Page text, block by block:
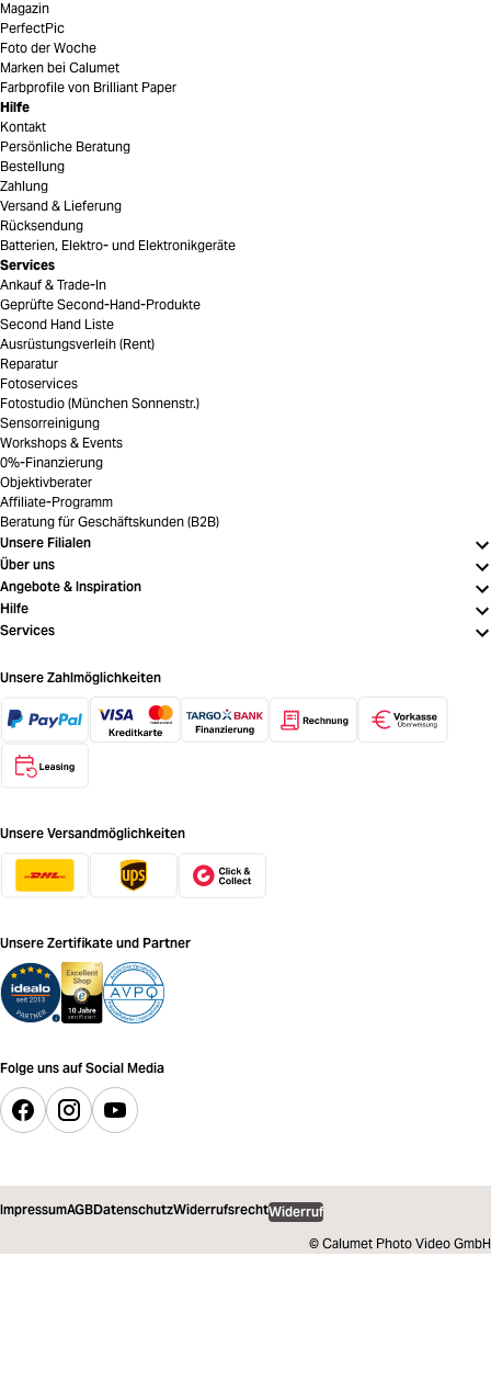
Magazin
PerfectPic
Foto der Woche
Marken bei Calumet
Farbprofile von Brilliant Paper
Hilfe
Kontakt
Persönliche Beratung
Bestellung
Zahlung
Versand & Lieferung
Rücksendung
Batterien, Elektro- und Elektronikgeräte
Services
Ankauf & Trade-In
Geprüfte Second-Hand-Produkte
Second Hand Liste
Ausrüstungsverleih (Rent)
Reparatur
Fotoservices
Fotostudio (München Sonnenstr.)
Sensorreinigung
Workshops & Events
0%-Finanzierung
Objektivberater
Affiliate-Programm
Beratung für Geschäftskunden (B2B)
Unsere Filialen
Über uns
Angebote & Inspiration
Hilfe
Services
Unsere Zahlmöglichkeiten
Unsere Versandmöglichkeiten
Unsere Zertifikate und Partner
Folge uns auf Social Media
ImpressumAGBDatenschutzWiderrufsrechtWiderruf
© Calumet Photo Video GmbH